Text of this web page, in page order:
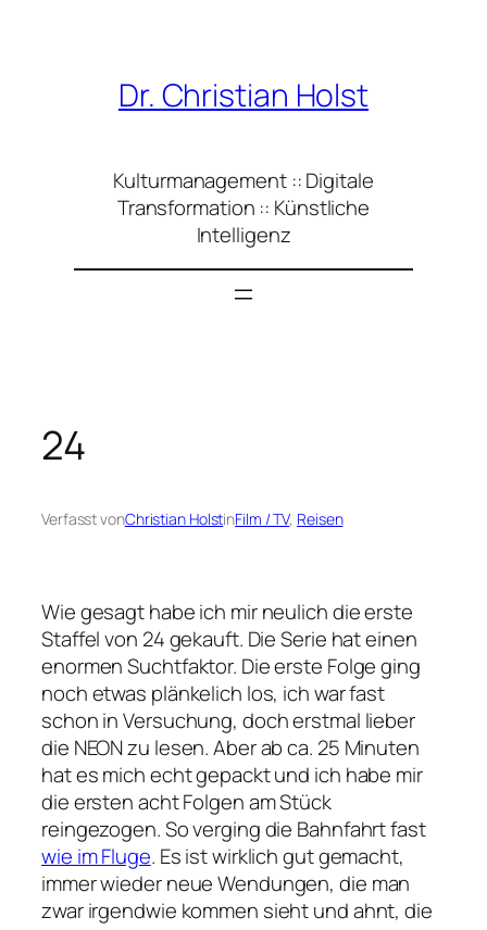
Dr. Christian Holst
Kulturmanagement :: Digitale
Transformation :: Künstliche
Intelligenz
24
Verfasst vonChristian HolstinFilm / TV, Reisen
Wie gesagt habe ich mir neulich die erste
Staffel von 24 gekauft. Die Serie hat einen
enormen Suchtfaktor. Die erste Folge ging
noch etwas plänkelich los, ich war fast
schon in Versuchung, doch erstmal lieber
die NEON zu lesen. Aber ab ca. 25 Minuten
hat es mich echt gepackt und ich habe mir
die ersten acht Folgen am Stück
reingezogen. So verging die Bahnfahrt fast
wie im Fluge. Es ist wirklich gut gemacht,
immer wieder neue Wendungen, die man
zwar irgendwie kommen sieht und ahnt, die